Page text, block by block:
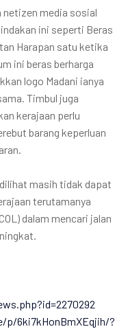
netizen media sosial
ini seperti Beras
Harapan satu ketika
ini beras berharga
logo Madani ianya
Timbul juga
kerajaan perlu
barang keperluan
masih tidak dapat
terutamanya
dalam mencari jalan
6ki7kHonBmXEqjih/?